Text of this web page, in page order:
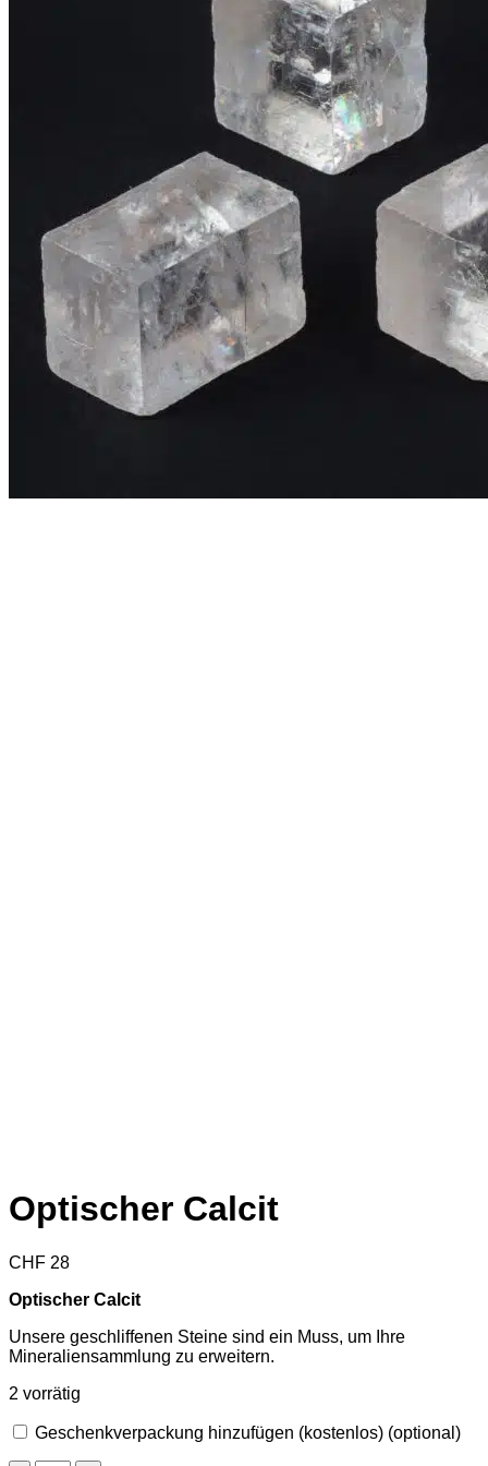
Optischer Calcit
CHF 28
Optischer Calcit
Unsere geschliffenen Steine sind ein Muss, um Ihre
Mineraliensammlung zu erweitern.
2 vorrätig
Geschenkverpackung hinzufügen (kostenlos) (optional)